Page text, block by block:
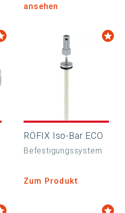
ansehen
RÖFIX Iso-Bar ECO
Befestigungssystem
Zum Produkt